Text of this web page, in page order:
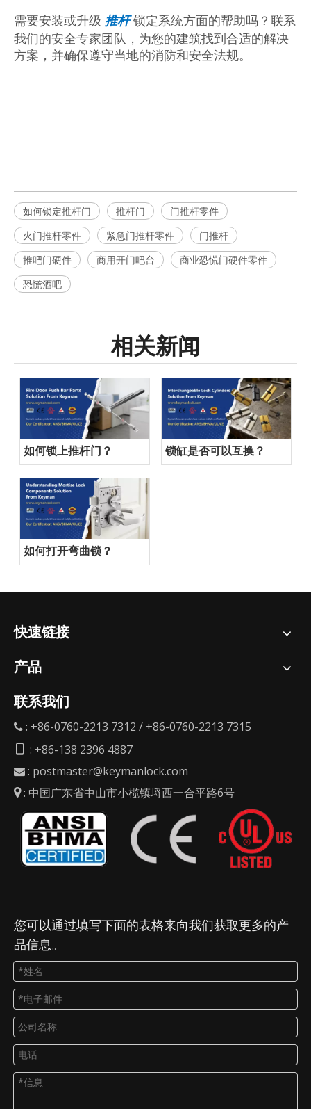
需要安装或升级 推杆锁定系统方面的帮助吗？联系
我们的安全专家团队，为您的建筑找到合适的解决
方案，并确保遵守当地的消防和安全法规。
如何锁定推杆门 推杆门
门推杆零件
火门推杆零件
紧急门推杆零件
门推杆
推吧门硬件
商用开门吧台
商业恐慌门硬件零件
恐慌酒吧
相关新闻
如何锁上推杆门？ 锁缸是否可以互换？
如何打开弯曲锁？
快速链接
产品
联系我们
 : +86-0760-2213 7312 / +86-0760-2213 7315
 : +86-138 2396 4887
 : postmaster@keymanlock.com
: 中国广东省中山市小榄镇埒西一合平路6号
您可以通过填写下面的表格来向我们获取更多的产
品信息。